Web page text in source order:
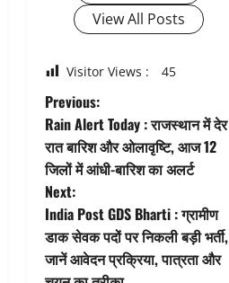
View All Posts
Visitor Views : 45
P
o
s
t
n
Previous:
Rain Alert Today : राजस्थान में देर
रात बारिश और ओलावृष्टि, आज 12
जिलों में आंधी-बारिश का अलर्ट
Next:
India Post GDS Bharti : ग्रामीण
डाक सेवक पदों पर निकली बड़ी भर्ती,
जानें आवेदन प्रक्रिया, पात्रता और